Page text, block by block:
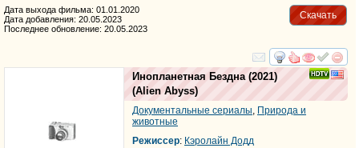
Скачать
Дата выхода фильма: 01.01.2020
Дата добавления: 20.05.2023
Последнее обновление: 20.05.2023
смотреть
Инопланетная Бездна(2021)
(Alien Abyss)
Документальные сериалы, Природа и
животные
Режиссер: Кэролайн Додд